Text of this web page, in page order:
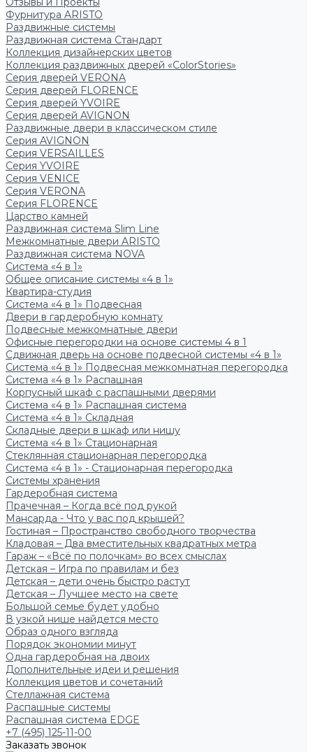
Фурнитура ARISTO
Раздвижные системы
Раздвижная система Стандарт
Коллекция дизайнерских цветов
Коллекция раздвижных дверей «ColorStories»
Серия дверей VERONA
Серия дверей FLORENCE
Серия дверей YVOIRE
Серия дверей AVIGNON
Раздвижные двери в классическом стиле
Серия AVIGNON
Серия VERSAILLES
Серия YVOIRE
Серия VENICE
Серия VERONA
Серия FLORENCE
Царство камней
Раздвижная система Slim Line
Межкомнатные двери ARISTO
Раздвижная система NOVA
Система «4 в 1»
Общее описание системы «4 в 1»
Квартира-студия
Система «4 в 1» Подвесная
Двери в гардеробную комнату
Подвесные межкомнатные двери
Офисные перегородки на основе системы 4 в 1
Сдвижная дверь на основе подвесной системы «4 в 1»
Система «4 в 1» Подвесная межкомнатная перегородка
Система «4 в 1» Распашная
Корпусный шкаф с распашными дверями
Система «4 в 1» Распашная система
Система «4 в 1» Складная
Складные двери в шкаф или нишу
Система «4 в 1» Стационарная
Стеклянная стационарная перегородка
Система «4 в 1» - Стационарная перегородка
Системы хранения
Гардеробная система
Прачечная – Когда всё под рукой
Мансарда - Что у вас под крышей?
Гостиная – Пространство свободного творчества
Кладовая – Два вместительных квадратных метра
Гараж – «Всё по полочкам» во всех смыслах
Детская – Игра по правилам и без
Детская – дети очень быстро растут
Детская – Лучшее место на свете
Большой семье будет удобно
В узкой нише найдется место
Образ одного взгляда
Порядок экономии минут
Одна гардеробная на двоих
Дополнительные идеи и решения
Коллекция цветов и сочетаний
Стеллажная система
Распашные системы
Распашная система EDGE
+7 (495) 125-11-00
Заказать звонок